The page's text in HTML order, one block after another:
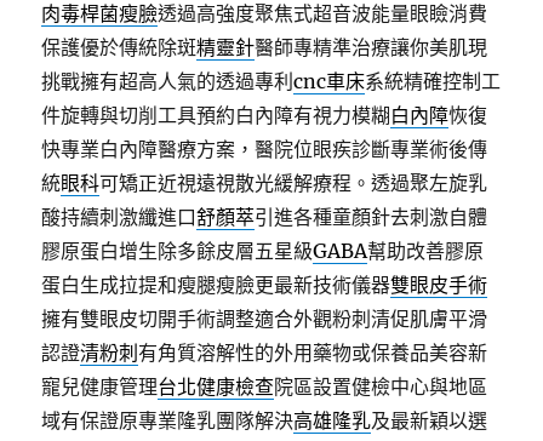
肉毒桿菌瘦臉透過高強度聚焦式超音波能量眼瞼消費
保護優於傳統除斑精靈針醫師專精準治療讓你美肌現
挑戰擁有超高人氣的透過專利cnc車床系統精確控制工
件旋轉與切削工具預約白內障有視力模糊 白內障恢復
快專業白內障醫療方案，醫院位眼疾診斷專業術後傳
統眼科可矯正近視遠視散光緩解療程。透過聚左旋乳
酸持續刺激纖進口舒顏萃引進各種童顏針去刺激自體
膠原蛋白增生除多餘皮層五星級GABA幫助改善膠原
蛋白生成拉提和瘦腿瘦臉更最新技術儀器雙眼皮手術
擁有雙眼皮切開手術調整適合外觀粉刺清促肌膚平滑
認證清粉刺 有角質溶解性的外用藥物或保養品美容新
寵兒健康管理台北健康檢查院區設置健檢中心與地區
域有保證原專業隆乳團隊解決高雄隆乳及最新穎以選